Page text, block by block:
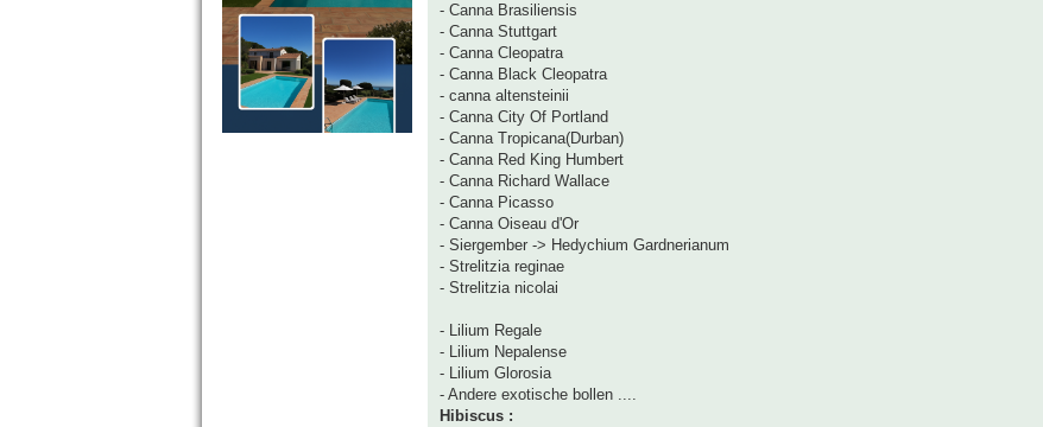
- Canna Brasiliensis
- Canna Stuttgart
- Canna Cleopatra
- Canna Black Cleopatra
- canna altensteinii
- Canna City Of Portland
- Canna Tropicana(Durban)
- Canna Red King Humbert
- Canna Richard Wallace
- Canna Picasso
- Canna Oiseau d'Or
- Siergember -> Hedychium Gardnerianum
- Strelitzia reginae
- Strelitzia nicolai
- Lilium Regale
- Lilium Nepalense
- Lilium Glorosia
- Andere exotische bollen ....
Hibiscus :